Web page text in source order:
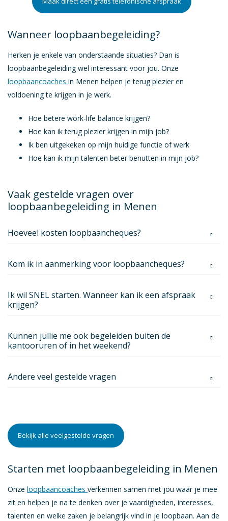
Loopbaanbegeleiding voor mensen met autisme of ASS
Duurzame inzetbaarheid
Last van perfectionisme?
Coaching
Terug Naar Werk
Training
HR-beleid en advies
Employee assistance program
Loopbaanplatform
Heeft u een vraag
Coaches
Blog
Werkbaarheidscheque
Zelf aan de slag
Pers
FAQ
Wanneer loopbaanbegeleiding?
Herken je enkele van onderstaande situaties? Dan is
loopbaanbegeleiding wel interessant voor jou. Onze
loopbaancoaches in Menen helpen je terug plezier en
voldoening te krijgen in je werk.
Hoe betere work-life balance krijgen?
Hoe kan ik terug plezier krijgen in mijn job?
Ik ben uitgekeken op mijn huidige functie of werk
Hoe kan ik mijn talenten beter benutten in mijn job?
Vaak gestelde vragen over
loopbaanbegeleiding in Menen
Hoeveel kosten loopbaancheques?
Kom ik in aanmerking voor loopbaancheques?
Ik wil SNEL starten. Wanneer kan ik een afspraak
krijgen?
Kunnen jullie me ook begeleiden buiten de
kantooruren of in het weekend?
Andere veel gestelde vragen
Bekijk alle veelgestelde vragen
Starten met loopbaanbegeleiding in Menen
Onze loopbaancoaches verkennen samen met jou waar je mee
zit en helpen je na te denken over je vaardigheden, interesses,
talenten en welke zaken je belangrijk vind in je loopbaan. Aan de